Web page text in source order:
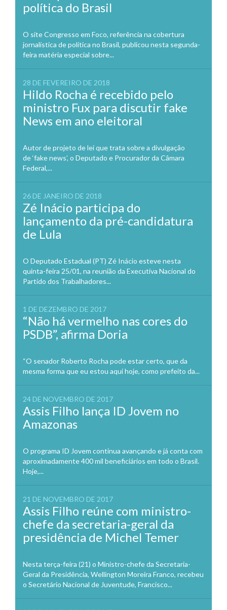
política do Brasil
O site Congresso em Foco, referência na cobertura
jornalística de política no Brasil, publicou nesta segunda-
feira matéria especial sobre...
28 DE FEVEREIRO DE 2018
Hildo Rocha é recebido pelo
ministro Fux para discutir fake
News em ano eleitoral
Autor de projeto de lei que trata sobre a divulgação
de ‘fake news’, o Deputado e Procurador da Câmara
Federal,...
26 DE JANEIRO DE 2018
Zé Inácio participa do
lançamento da pré-candidatura
de Lula
O Deputado Estadual (PT) Zé Inácio esteve nesta
quinta-feira 25/01, na reunião da Executiva Nacional do
Partido dos Trabalhadores...
1 DE DEZEMBRO DE 2017
“Não há vermelho nas cores do
PSDB”, afirma Doria
“O senador Roberto Rocha pode estar certo, que da
mesma forma que eu estou aqui hoje, como prefeito da...
24 DE NOVEMBRO DE 2017
Assis Filho lança ID Jovem no
Amazonas
O programa ID Jovem continua avançando e já conta com
aproximadamente 400 mil beneficiários em todo o Brasil.
Hoje,...
21 DE NOVEMBRO DE 2017
Assis Filho reúne com ministro-
chefe da secretaria-geral da
presidência de Michel Temer
Nesta terça-feira (21) o Ministro-chefe da Secretaria-
Geral da Presidência, Wellington Moreira Franco, recebeu
o Secretário Nacional de Juventude, Francisco...